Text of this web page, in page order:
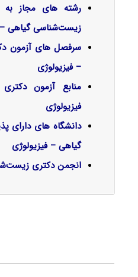
رشته های مجاز
زیست‌شناسی گیاهی –
سرفصل‌ های آزمون
– فیزیولوژی
منابع آزمون
فیزیولوژی
دانشگاه های دارای
گیاهی – فیزیولوژی
انجمن دکتری